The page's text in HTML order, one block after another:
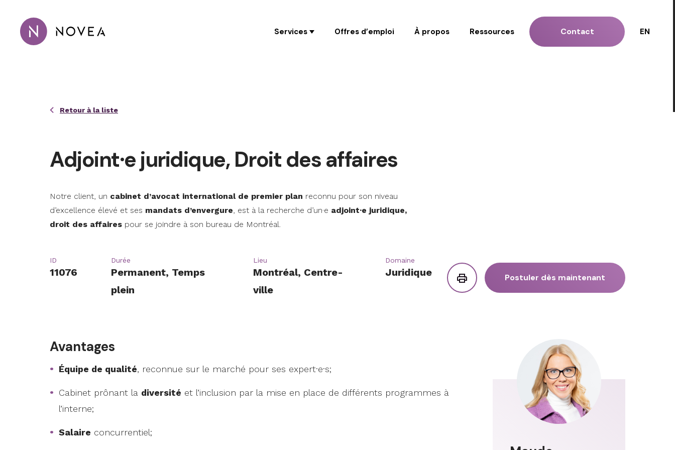
Services Offres d’emploi À propos Ressources Contact EN
Retour à la liste
Adjoint·e juridique, Droit des affaires
Notre client, un cabinet d’avocat international de premier plan reconnu pour son niveau
d’excellence élevé et ses mandats d’envergure, est à la recherche d’un·e adjoint·e juridique,
droit des affaires pour se joindre à son bureau de Montréal.
ID
11076
Durée
Permanent, Temps
plein
Lieu
Montréal, Centre-
ville
Domaine
Juridique Postuler dès maintenant
Avantages
Équipe de qualité, reconnue sur le marché pour ses expert·e·s;
Cabinet prônant la diversité et l’inclusion par la mise en place de différents programmes à
l’interne;
Salaire concurrentiel;